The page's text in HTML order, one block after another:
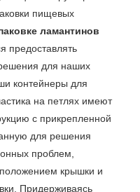
пищевых
ламантинов
предоставлять
для наших
контейнеры для
на петлях имеют
с прикрепленной
для решения
проблем,
крышки и
Придерживаясь